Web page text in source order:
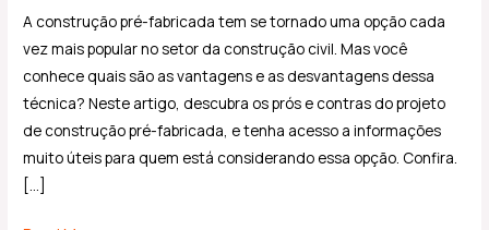
A construção pré-fabricada tem se tornado uma opção cada
vez mais popular no setor da construção civil. Mas você
conhece quais são as vantagens e as desvantagens dessa
técnica? Neste artigo, descubra os prós e contras do projeto
de construção pré-fabricada, e tenha acesso a informações
muito úteis para quem está considerando essa opção. Confira.
[…]